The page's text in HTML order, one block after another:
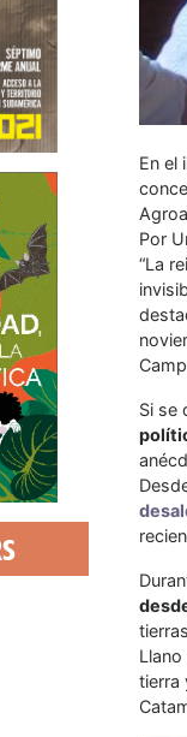
En el
Por
“La
Si se
tierra